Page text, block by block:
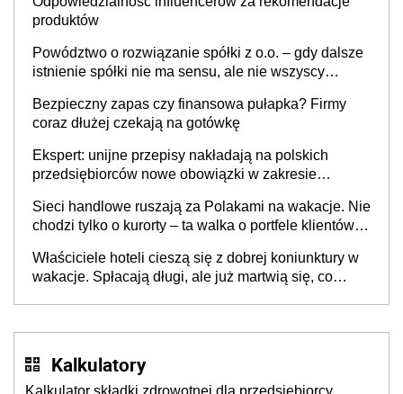
produktów
Powództwo o rozwiązanie spółki z o.o. – gdy dalsze
istnienie spółki nie ma sensu, ale nie wszyscy
Bezpieczny zapas czy finansowa pułapka? Firmy
coraz dłużej czekają na gotówkę
Ekspert: unijne przepisy nakładają na polskich
przedsiębiorców nowe obowiązki w zakresie
Sieci handlowe ruszają za Polakami na wakacje. Nie
chodzi tylko o kurorty – ta walka o portfele klientów
cichu
Właściciele hoteli cieszą się z dobrej koniunktury w
wakacje. Spłacają długi, ale już martwią się, co
Kalkulatory
Kalkulator składki zdrowotnej dla przedsiębiorcy